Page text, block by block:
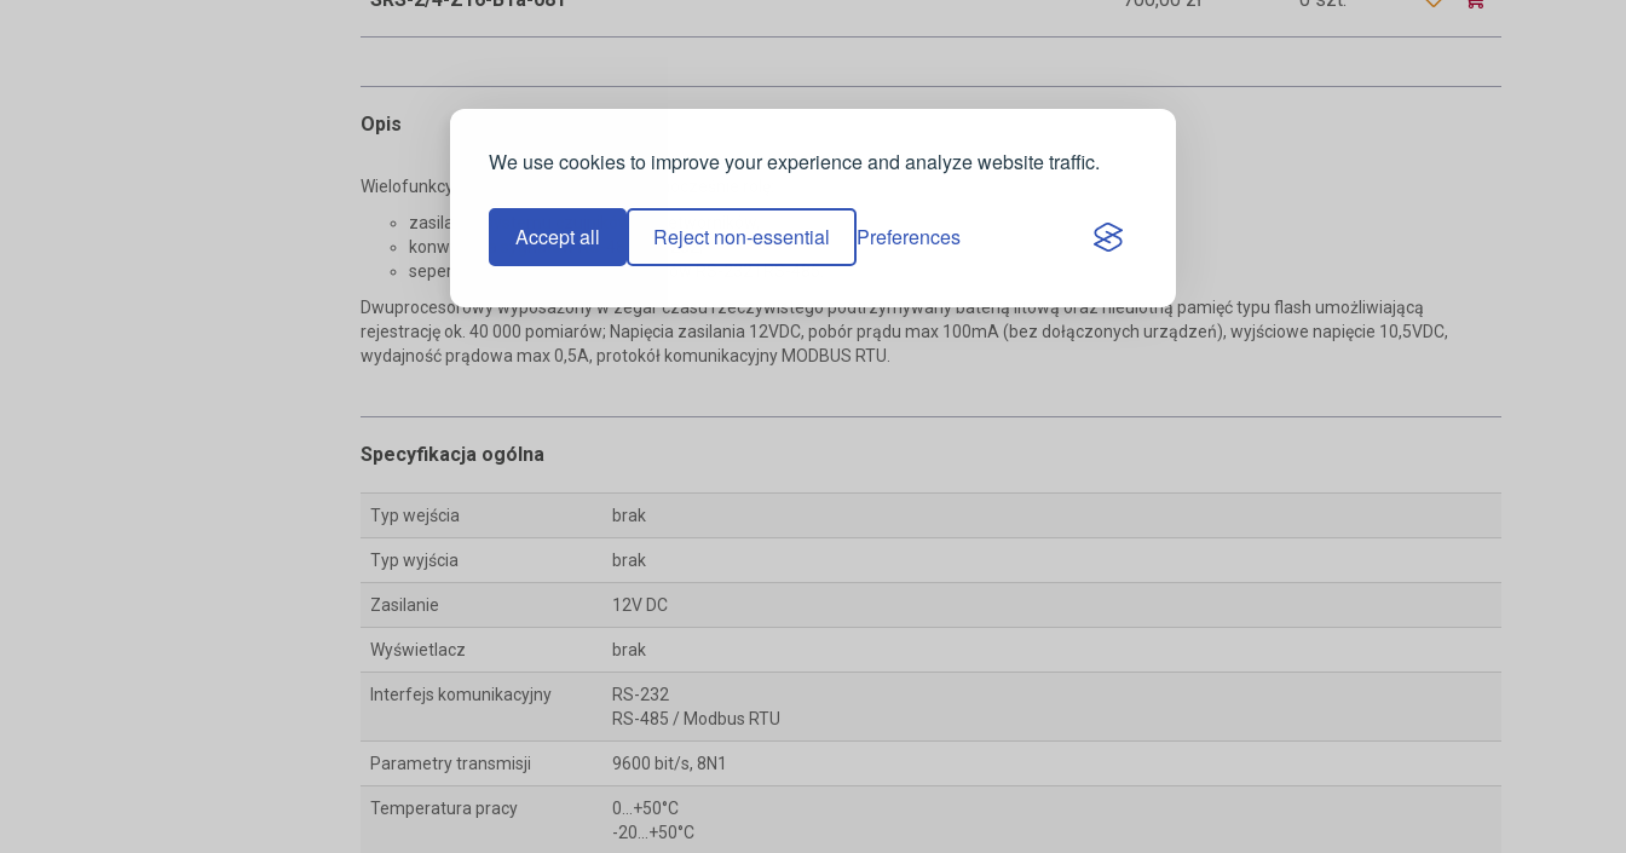
We use cookies to improve your experience and analyze website traffic.
Accept all Reject non-essential Preferences
Opis
Wielofunkcyjny rejestrator pełniący równocześnie rolę:
zasilacza systemu czujników/ przetworników,
konwertera sygnałów RS-485/RS-232,
seperatora galwanicznego obwodów RS-232 i RS-485.
Dwuprocesorowy wyposażony w zegar czasu rzeczywistego podtrzymywany baterią litową oraz nieulotną pamięć typu flash umożliwiającą
rejestrację ok. 40 000 pomiarów; Napięcia zasilania 12VDC, pobór prądu max 100mA (bez dołączonych urządzeń), wyjściowe napięcie 10,5VDC,
wydajność prądowa max 0,5A, protokół komunikacyjny MODBUS RTU.
Specyfikacja ogólna
Typ wejścia brak
Typ wyjścia brak
Zasilanie 12V DC
Wyświetlacz brak
Interfejs komunikacyjny
RS-232
RS-485 / Modbus RTU
Parametry transmisji 9600 bit/s, 8N1
Temperatura pracy
0...+50°C
-20…+50°C